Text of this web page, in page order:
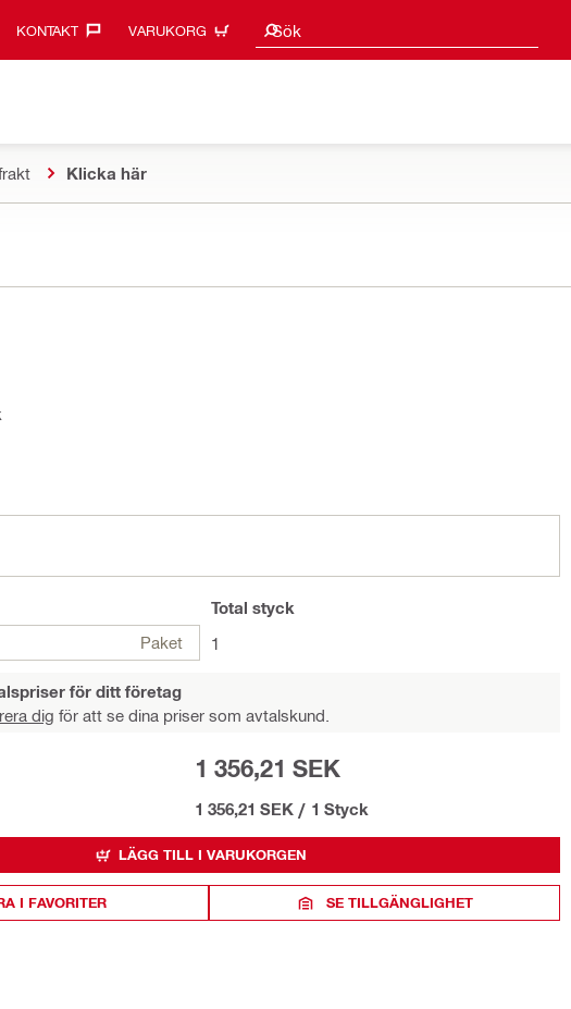
KONTAKT‎ VARUKORG Sök
Sökförslag
Klicka här
Paket
Total styck
1
för ditt företag
dig för att se dina priser som avtalskund.
1 356,21 SEK
1 356,21 SEK / 1 Styck
LÄGG TILL I VARUKORGEN
I FAVORITER SE TILLGÄNGLIGHET